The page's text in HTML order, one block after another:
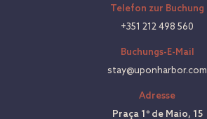
Telefon zur Buchung
+351 212 498 560
Buchungs-E-Mail
stay@uponharbor.com
Adresse
Praça 1º de Maio, 15